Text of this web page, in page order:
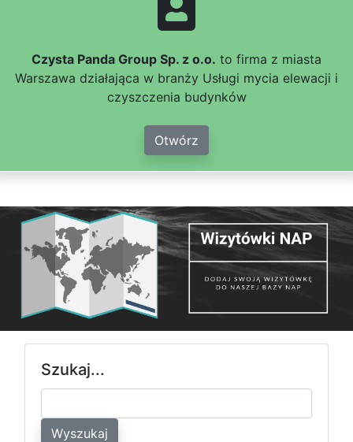
Czysta Panda Group Sp. z o.o. to firma z miasta
Warszawa działająca w branży Usługi mycia elewacji i
czyszczenia budynków
Otwórz
Szukaj...
Wyszukaj